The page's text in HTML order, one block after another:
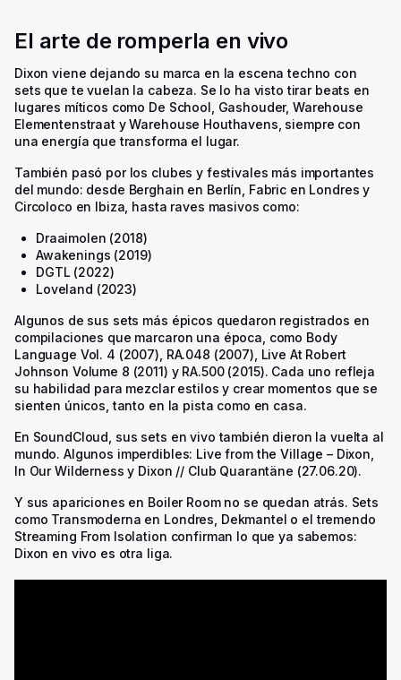
El arte de romperla en vivo
Dixon viene dejando su marca en la escena techno con
sets que te vuelan la cabeza. Se lo ha visto tirar beats en
lugares míticos como De School, Gashouder, Warehouse
Elementenstraat y Warehouse Houthavens, siempre con
una energía que transforma el lugar.
También pasó por los clubes y festivales más importantes
del mundo: desde Berghain en Berlín, Fabric en Londres y
Circoloco en Ibiza, hasta raves masivos como:
Draaimolen (2018)
Awakenings (2019)
DGTL (2022)
Loveland (2023)
Algunos de sus sets más épicos quedaron registrados en
compilaciones que marcaron una época, como Body
Language Vol. 4 (2007), RA.048 (2007), Live At Robert
Johnson Volume 8 (2011) y RA.500(2015). Cada uno refleja
su habilidad para mezclar estilos y crear momentos que se
sienten únicos, tanto en la pista como en casa.
En SoundCloud, sus sets en vivo también dieron la vuelta al
mundo. Algunos imperdibles: Live from the Village – Dixon
In Our Wilderness y Dixon // Club Quarantäne (27.06.20).
Y sus apariciones en Boiler Room no se quedan atrás. Sets
como Transmoderna en Londres, Dekmantel o el tremendo
Streaming From Isolation confirman lo que ya sabemos:
Dixon en vivo es otra liga.